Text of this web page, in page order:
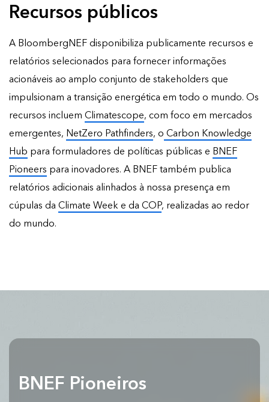
Recursos públicos
A BloombergNEF disponibiliza publicamente recursos e
relatórios selecionados para fornecer informações
acionáveis ao amplo conjunto de stakeholders que
impulsionam a transição energética em todo o mundo. Os
recursos incluemClimatescope, com foco em mercados
emergentes, NetZero Pathfinders, o Carbon Knowledge
Hub para formuladores de políticas públicas e BNEF
Pioneers para inovadores. A BNEF também publica
relatórios adicionais alinhados à nossa presença em
cúpulas daClimate Week e da COP, realizadas ao redor
do mundo.
BNEF Pioneiros